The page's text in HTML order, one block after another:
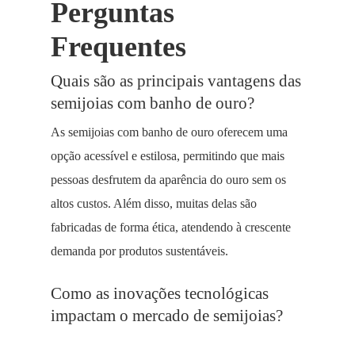
Perguntas
Frequentes
Quais são as principais vantagens das
semijoias com banho de ouro?
As semijoias com banho de ouro oferecem uma
opção acessível e estilosa, permitindo que mais
pessoas desfrutem da aparência do ouro sem os
altos custos. Além disso, muitas delas são
fabricadas de forma ética, atendendo à crescente
demanda por produtos sustentáveis.
Como as inovações tecnológicas
impactam o mercado de semijoias?